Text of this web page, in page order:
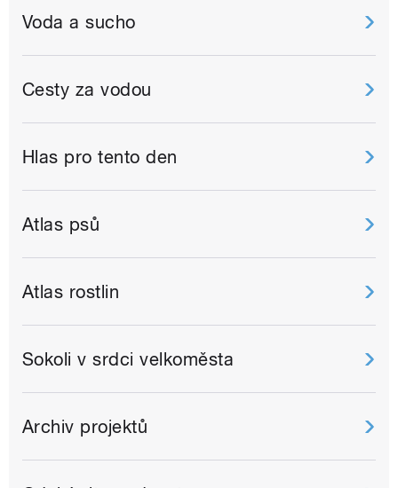
Voda a sucho
Cesty za vodou
Hlas pro tento den
Atlas psů
Atlas rostlin
Sokoli v srdci velkoměsta
Archiv projektů